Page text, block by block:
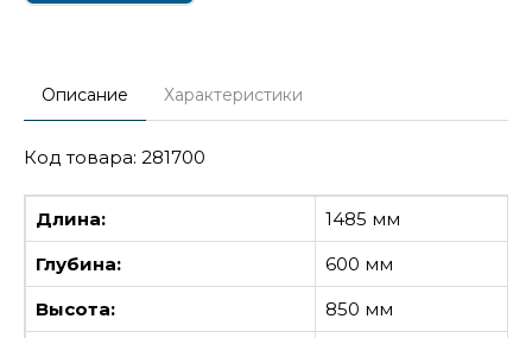
Описание Характеристики
Код товара: 281700
Длина:
1485 мм
Глубина:
600 мм
Высота:
850 мм